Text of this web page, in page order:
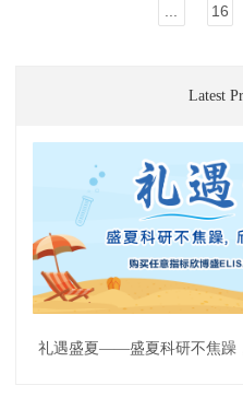
16
Latest
礼遇盛夏——盛夏科研不焦躁